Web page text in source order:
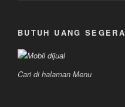
BUTUH UANG SEGERA
Cari di halaman Menu